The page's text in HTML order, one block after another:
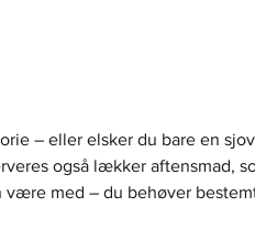
– eller elsker du bare en
også lækker aftensmad,
med – du behøver